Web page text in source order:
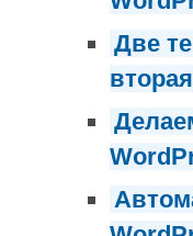
Две